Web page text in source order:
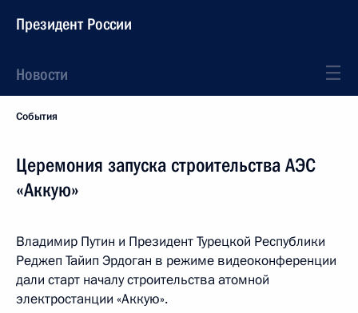
Президент России
Новости
События
Церемония запуска строительства АЭС
«Аккую»
Владимир Путин и Президент Турецкой Республики
Реджеп Тайип Эрдоган в режиме видеоконференции
дали старт началу строительства атомной
электростанции «Аккую».